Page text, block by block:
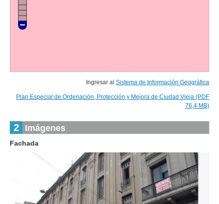
Ingresar al Sistema de Información Geográfica
Plan Especial de Ordenación, Protección y Mejora de Ciudad Vieja (PDF
76,4 MB)
2 Imágenes
Fachada